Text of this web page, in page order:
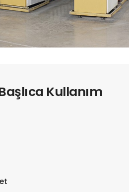
Kullanım